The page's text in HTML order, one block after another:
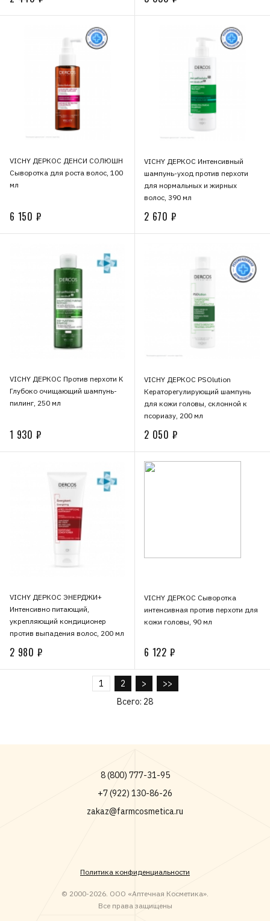
VICHY ДЕРКОС ДЕНСИ СОЛЮШН
Сыворотка для роста волос, 100
мл
6 150 ₽
VICHY ДЕРКОС Интенсивный
шампунь-уход против перхоти
для нормальных и жирных
волос, 390 мл
2 670 ₽
VICHY ДЕРКОС Против перхоти K
Глубоко очищающий шампунь-
пилинг, 250 мл
1 930 ₽
VICHY ДЕРКОС PSOlution
Кераторегулирующий шампунь
для кожи головы, склонной к
псориазу, 200 мл
2 050 ₽
VICHY ДЕРКОС ЭНЕРДЖИ+
Интенсивно питающий,
укрепляющий кондиционер
против выпадения волос, 200 мл
2 980 ₽
VICHY ДЕРКОС Сыворотка
интенсивная против перхоти для
кожи головы, 90 мл
6 122 ₽
1 2 >
>>
Всего: 28
8 (800) 777-31-95
+7 (922) 130-86-26
zakaz@farmcosmetica.ru
Политика конфиденциальности
© 2000-2026. ООО «Аптечная Косметика».
Все права защищены